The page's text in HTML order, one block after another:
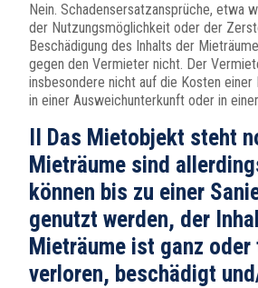
Nein. Schadensersatzansprüche, etwa
der Nutzungsmöglichkeit oder der
Beschädigung des Inhalts der
gegen den Vermieter nicht. Der
insbesondere nicht auf die Kosten einer
in einer Ausweichunterkunft oder in
II Das Mietobjekt steht
Mieträume sind
können bis zu einer
genutzt werden, der
Mieträume ist ganz
verloren, beschädigt